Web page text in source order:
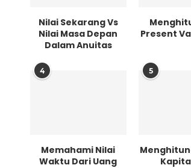
Nilai Sekarang Vs
Nilai Masa Depan
Dalam Anuitas
Present
4
Memahami Nilai
Waktu Dari Uang
5